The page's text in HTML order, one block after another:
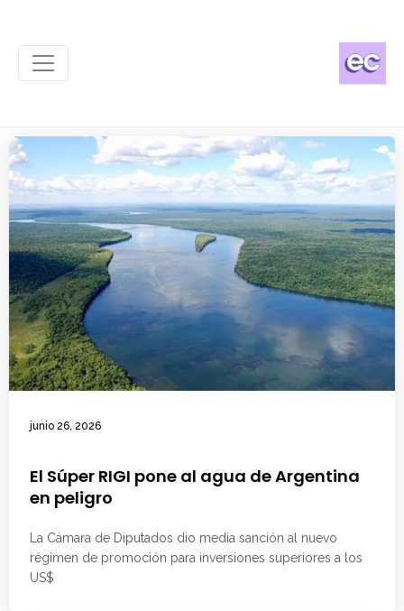
junio 26, 2026
El Súper RIGI pone al agua de Argentina
en peligro
La Cámara de Diputados dio media sanción al nuevo
régimen de promoción para inversiones superiores a los
US$